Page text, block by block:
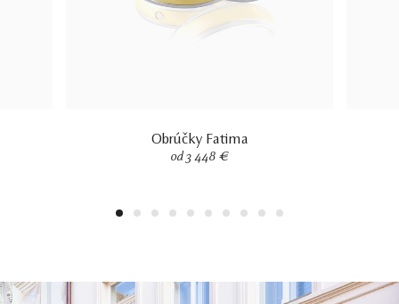
Obrúčky Fatima
od 3 448 €
1 2 3 4 5 6 7 8 9 10